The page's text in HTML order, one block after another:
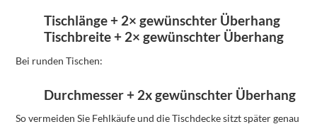
Tischlänge + 2× gewünschter Überhang
Tischbreite + 2× gewünschter Überhang
Bei runden Tischen:
Durchmesser + 2x gewünschter Überhang
So vermeiden Sie Fehlkäufe und die Tischdecke sitzt später genau